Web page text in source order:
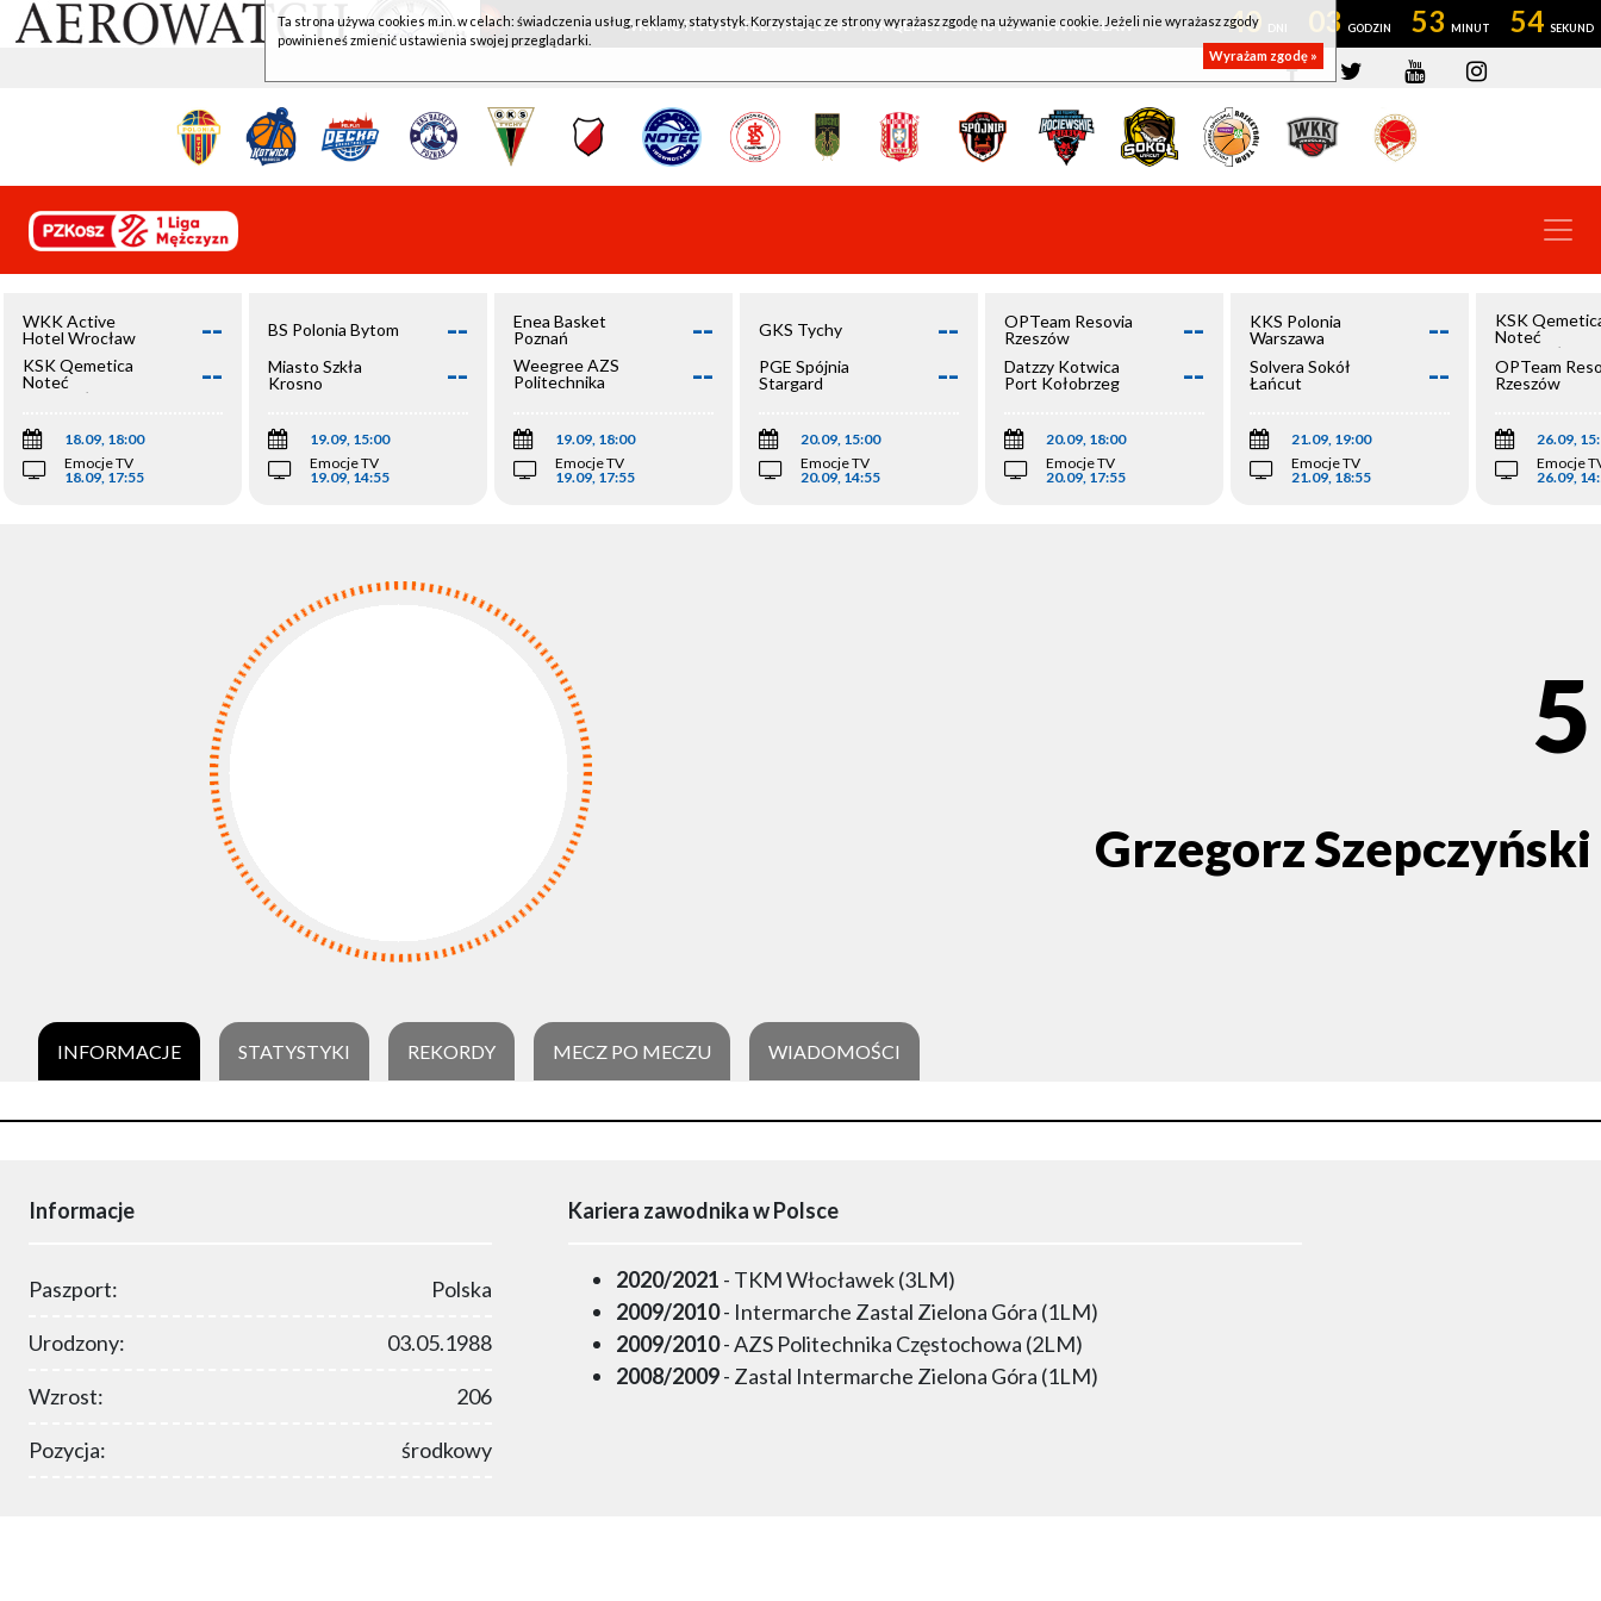
WKK ACTIVE HOTEL WROCŁAW - KSK QEMETICA NOTEĆ INOWROCŁAW 40 03 53 54
WKK Active
Hotel Wrocław
--
KSK Qemetica
Noteć
Inowrocław
--
18.09, 18:00
Emocje TV
18.09, 17:55
BS Polonia Bytom --
Miasto Szkła
Krosno
--
19.09, 15:00
Emocje TV
19.09, 14:55
Enea Basket
Poznań
--
Weegree AZS
Politechnika
--
19.09, 18:00
Emocje TV
19.09, 17:55
GKS Tychy --
PGE Spójnia
Stargard
--
20.09, 15:00
Emocje TV
20.09, 14:55
OPTeam Resovia
Rzeszów
--
Datzzy Kotwica
Port Kołobrzeg
--
20.09, 18:00
Emocje TV
20.09, 17:55
KKS Polonia
Warszawa
--
Solvera Sokół
Łańcut
--
21.09, 19:00
Emocje TV
21.09, 18:55
KSK
Noteć
Inowrocław
OPTeam
Rzeszów
26.09,
Emocje
26.09,
5
Grzegorz Szepczyński
INFORMACJE STATYSTYKI REKORDY MECZ PO MECZU WIADOMOŚCI
Informacje
Paszport: Polska
Urodzony: 03.05.1988
Wzrost: 206
Pozycja: środkowy
Kariera zawodnika w Polsce
2020/2021 - TKM Włocławek (3LM)
2009/2010- Intermarche Zastal Zielona Góra (1LM)
2009/2010- AZS Politechnika Częstochowa (2LM)
2008/2009- Zastal Intermarche Zielona Góra (1LM)
Ta strona używa cookies m.in. w celach: świadczenia usług, reklamy, statystyk. Korzystając ze strony wyrażasz zgodę na używanie cookie. Jeżeli nie wyrażasz zgody
powinieneś zmienić ustawienia swojej przeglądarki.
Wyrażam zgodę »